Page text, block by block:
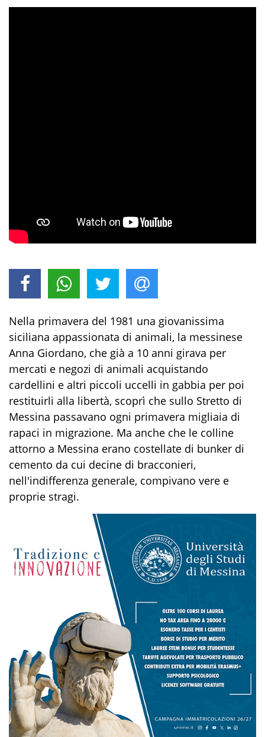
Nella primavera del 1981 una giovanissima
siciliana appassionata di animali, la messinese
Anna Giordano, che già a 10 anni girava per
mercati e negozi di animali acquistando
cardellini e altri piccoli uccelli in gabbia per poi
restituirli alla libertà, scoprì che sullo Stretto di
Messina passavano ogni primavera migliaia di
rapaci in migrazione. Ma anche che le colline
attorno a Messina erano costellate di bunker di
cemento da cui decine di bracconieri,
nell'indifferenza generale, compivano vere e
proprie stragi.